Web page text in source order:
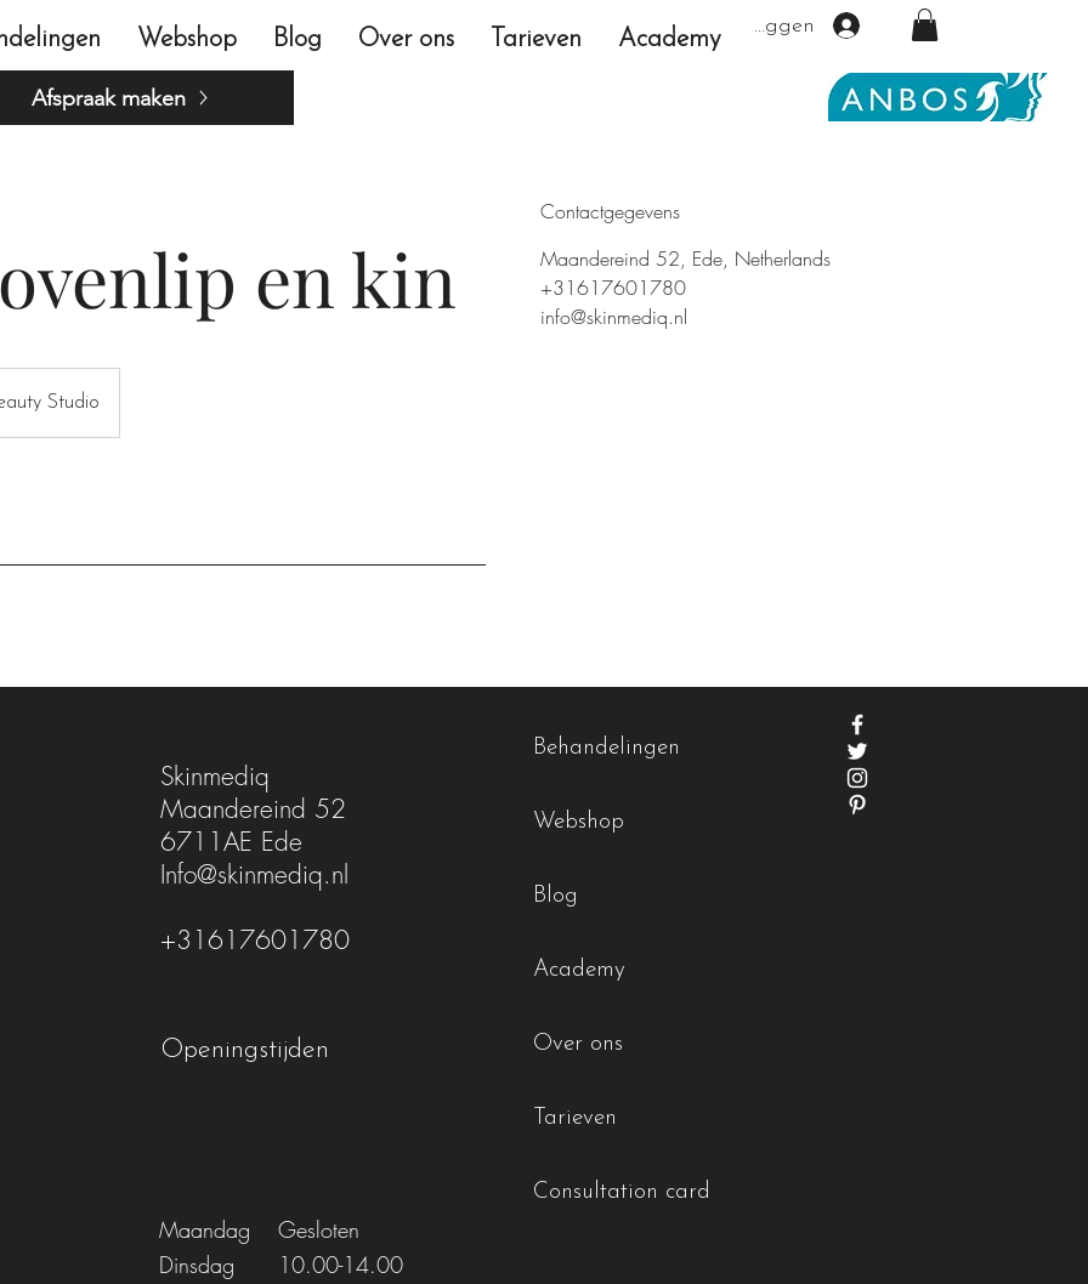
Webshop Blog Over ons Tarieven Academy
Afspraak maken
Inloggen
en kin
Studio
Contactgegevens
Maandereind 52, Ede, Netherlands
+31617601780
info@skinmediq.nl
Skinmediq
Maandereind 52
6711AE Ede
Info@skinmediq.nl
+31617601780
Behandelingen
Webshop
Blog
Academy
Over ons
Tarieven
Consultation card
Openingstijden
Maandag
Dinsdag
Gesloten
10.00-14.00